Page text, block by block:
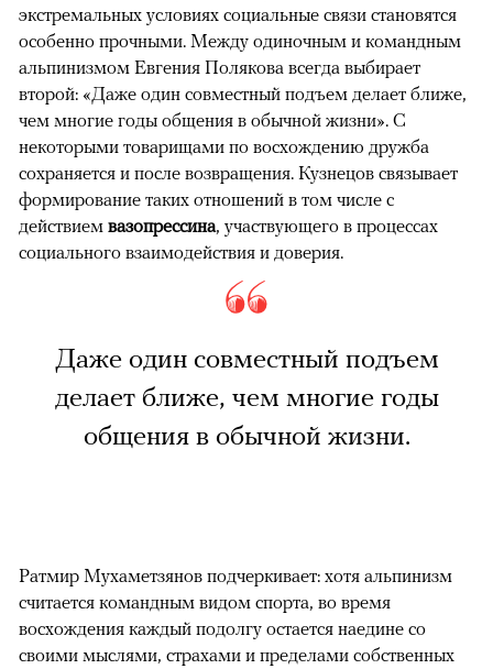
экстремальных условиях социальные связи становятся
особенно прочными. Между одиночным и командным
альпинизмом Евгения Полякова всегда выбирает
второй: «Даже один совместный подъем делает ближе,
чем многие годы общения в обычной жизни». С
некоторыми товарищами по восхождению дружба
сохраняется и после возвращения. Кузнецов связывает
формирование таких отношений в том числе с
действием вазопрессина, участвующего в процессах
социального взаимодействия и доверия.
Даже один совместный подъем
делает ближе, чем многие годы
общения в обычной жизни.
Ратмир Мухаметзянов подчеркивает: хотя альпинизм
считается командным видом спорта, во время
восхождения каждый подолгу остается наедине со
своими мыслями, страхами и пределами собственных